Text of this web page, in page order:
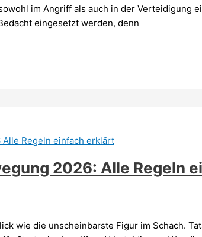
im Angriff als auch in der Verteidigung
eingesetzt werden, denn
2026: Alle Regeln
wie die unscheinbarste Figur im Schach.